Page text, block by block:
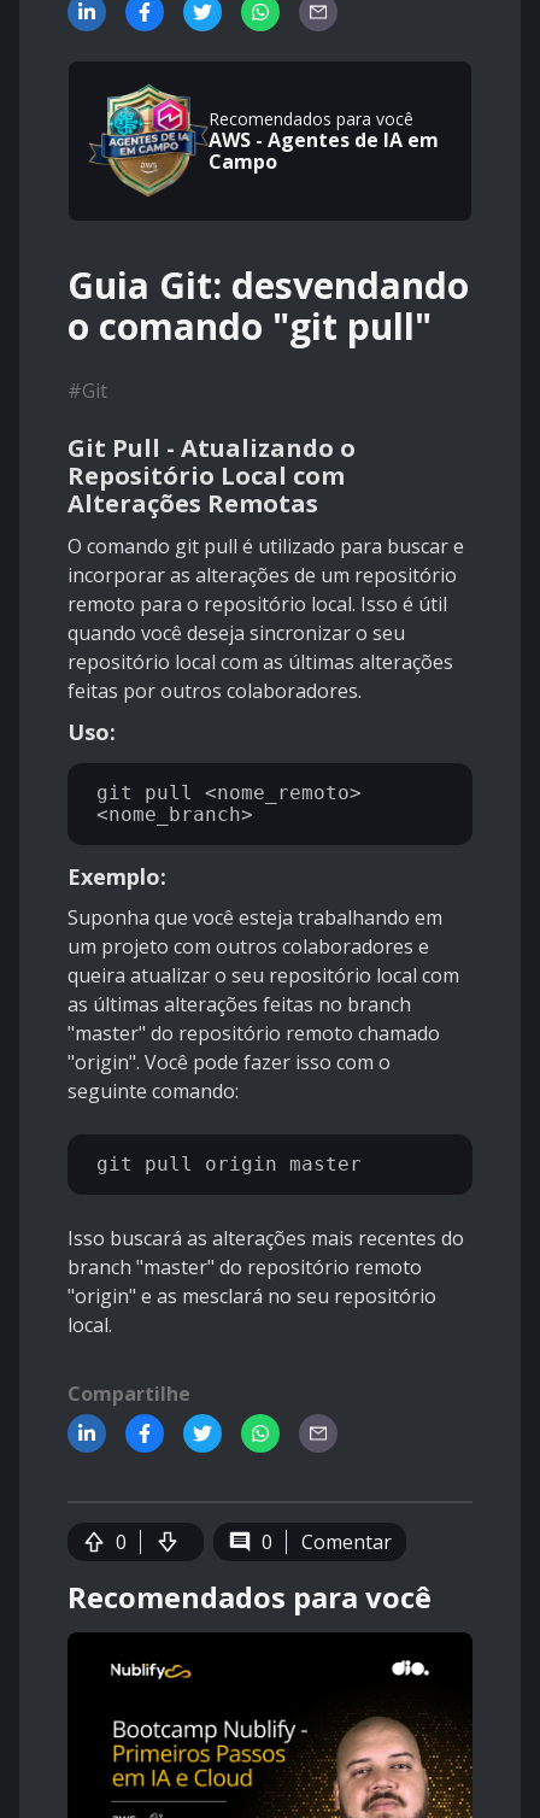
Recomendados para você
AWS - Agentes de IA em
Campo
Guia Git: desvendando
o comando "git pull"
#Git
Git Pull - Atualizando o
Repositório Local com
Alterações Remotas
O comando git pull é utilizado para buscar e
incorporar as alterações de um repositório
remoto para o repositório local. Isso é útil
quando você deseja sincronizar o seu
repositório local com as últimas alterações
feitas por outros colaboradores.
Uso:
git pull <nome_remoto>
Exemplo:
Suponha que você esteja trabalhando em
um projeto com outros colaboradores e
queira atualizar o seu repositório local com
as últimas alterações feitas no branch
"master" do repositório remoto chamado
"origin". Você pode fazer isso com o
seguinte comando:
Isso buscará as alterações mais recentes do
branch "master" do repositório remoto
"origin" e as mesclará no seu repositório
local.
Compartilhe
0 0 Comentar
Recomendados para você